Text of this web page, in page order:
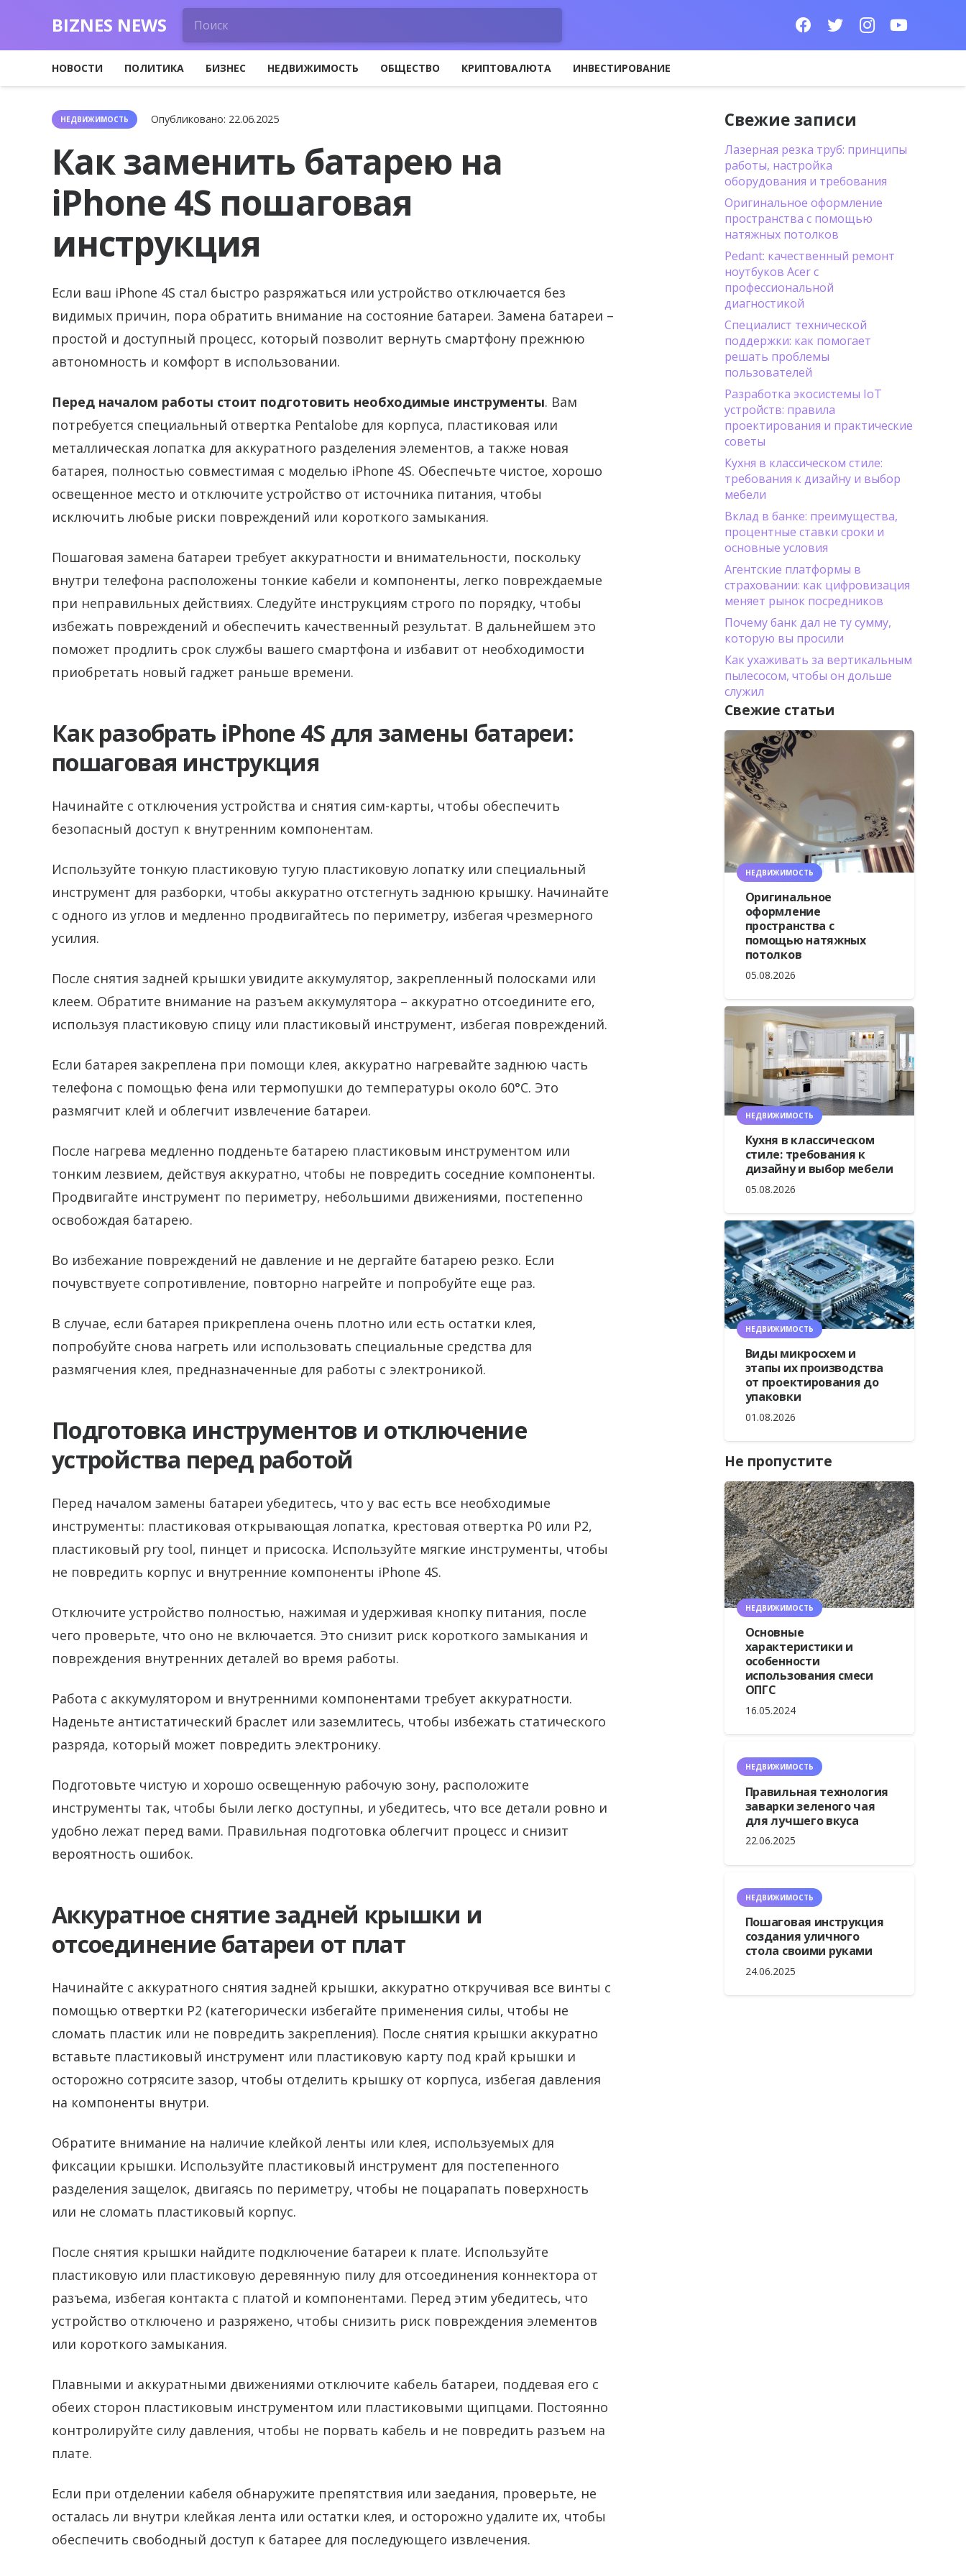
BIZNES NEWS
НОВОСТИ ПОЛИТИКА БИЗНЕС НЕДВИЖИМОСТЬ ОБЩЕСТВО КРИПТОВАЛЮТА ИНВЕСТИРОВАНИЕ
НЕДВИЖИМОСТЬ Опубликовано: 22.06.2025
Как заменить батарею на
iPhone 4S пошаговая
инструкция
Если ваш iPhone 4S стал быстро разряжаться или устройство отключается без
видимых причин, пора обратить внимание на состояние батареи. Замена батареи –
простой и доступный процесс, который позволит вернуть смартфону прежнюю
автономность и комфорт в использовании.
Перед началом работы стоит подготовить необходимые инструменты. Вам
потребуется специальный отвертка Pentalobe для корпуса, пластиковая или
металлическая лопатка для аккуратного разделения элементов, а также новая
батарея, полностью совместимая с моделью iPhone 4S. Обеспечьте чистое, хорошо
освещенное место и отключите устройство от источника питания, чтобы
исключить любые риски повреждений или короткого замыкания.
Пошаговая замена батареи требует аккуратности и внимательности, поскольку
внутри телефона расположены тонкие кабели и компоненты, легко повреждаемые
при неправильных действиях. Следуйте инструкциям строго по порядку, чтобы
избежать повреждений и обеспечить качественный результат. В дальнейшем это
поможет продлить срок службы вашего смартфона и избавит от необходимости
приобретать новый гаджет раньше времени.
Как разобрать iPhone 4S для замены батареи:
пошаговая инструкция
Начинайте с отключения устройства и снятия сим-карты, чтобы обеспечить
безопасный доступ к внутренним компонентам.
Используйте тонкую пластиковую тугую пластиковую лопатку или специальный
инструмент для разборки, чтобы аккуратно отстегнуть заднюю крышку. Начинайте
с одного из углов и медленно продвигайтесь по периметру, избегая чрезмерного
усилия.
После снятия задней крышки увидите аккумулятор, закрепленный полосками или
клеем. Обратите внимание на разъем аккумулятора – аккуратно отсоедините его,
используя пластиковую спицу или пластиковый инструмент, избегая повреждений.
Если батарея закреплена при помощи клея, аккуратно нагревайте заднюю часть
телефона с помощью фена или термопушки до температуры около 60°C. Это
размягчит клей и облегчит извлечение батареи.
После нагрева медленно подденьте батарею пластиковым инструментом или
тонким лезвием, действуя аккуратно, чтобы не повредить соседние компоненты.
Продвигайте инструмент по периметру, небольшими движениями, постепенно
освобождая батарею.
Во избежание повреждений не давление и не дергайте батарею резко. Если
почувствуете сопротивление, повторно нагрейте и попробуйте еще раз.
В случае, если батарея прикреплена очень плотно или есть остатки клея,
попробуйте снова нагреть или использовать специальные средства для
размягчения клея, предназначенные для работы с электроникой.
Подготовка инструментов и отключение
устройства перед работой
Перед началом замены батареи убедитесь, что у вас есть все необходимые
инструменты: пластиковая открывающая лопатка, крестовая отвертка P0 или P2,
пластиковый pry tool, пинцет и присоска. Используйте мягкие инструменты, чтобы
не повредить корпус и внутренние компоненты iPhone 4S.
Отключите устройство полностью, нажимая и удерживая кнопку питания, после
чего проверьте, что оно не включается. Это снизит риск короткого замыкания и
повреждения внутренних деталей во время работы.
Работа с аккумулятором и внутренними компонентами требует аккуратности.
Наденьте антистатический браслет или заземлитесь, чтобы избежать статического
разряда, который может повредить электронику.
Подготовьте чистую и хорошо освещенную рабочую зону, расположите
инструменты так, чтобы были легко доступны, и убедитесь, что все детали ровно и
удобно лежат перед вами. Правильная подготовка облегчит процесс и снизит
вероятность ошибок.
Аккуратное снятие задней крышки и
отсоединение батареи от плат
Начинайте с аккуратного снятия задней крышки, аккуратно откручивая все винты с
помощью отвертки P2 (категорически избегайте применения силы, чтобы не
сломать пластик или не повредить закрепления). После снятия крышки аккуратно
вставьте пластиковый инструмент или пластиковую карту под край крышки и
осторожно сотрясите зазор, чтобы отделить крышку от корпуса, избегая давления
на компоненты внутри.
Обратите внимание на наличие клейкой ленты или клея, используемых для
фиксации крышки. Используйте пластиковый инструмент для постепенного
разделения защелок, двигаясь по периметру, чтобы не поцарапать поверхность
или не сломать пластиковый корпус.
После снятия крышки найдите подключение батареи к плате. Используйте
пластиковую или пластиковую деревянную пилу для отсоединения коннектора от
разъема, избегая контакта с платой и компонентами. Перед этим убедитесь, что
устройство отключено и разряжено, чтобы снизить риск повреждения элементов
или короткого замыкания.
Плавными и аккуратными движениями отключите кабель батареи, поддевая его с
обеих сторон пластиковым инструментом или пластиковыми щипцами. Постоянно
контролируйте силу давления, чтобы не порвать кабель и не повредить разъем на
плате.
Если при отделении кабеля обнаружите препятствия или заедания, проверьте, не
осталась ли внутри клейкая лента или остатки клея, и осторожно удалите их, чтобы
обеспечить свободный доступ к батарее для последующего извлечения.
Свежие записи
Лазерная резка труб: принципы
работы, настройка
оборудования и требования
Оригинальное оформление
пространства с помощью
натяжных потолков
Pedant: качественный ремонт
ноутбуков Acer с
профессиональной
диагностикой
Специалист технической
поддержки: как помогает
решать проблемы
пользователей
Разработка экосистемы IoT
устройств: правила
проектирования и практические
советы
Кухня в классическом стиле:
требования к дизайну и выбор
мебели
Вклад в банке: преимущества,
процентные ставки сроки и
основные условия
Агентские платформы в
страховании: как цифровизация
меняет рынок посредников
Почему банк дал не ту сумму,
которую вы просили
Как ухаживать за вертикальным
пылесосом, чтобы он дольше
служил
Свежие статьи
НЕДВИЖИМОСТЬ
Оригинальное
оформление
пространства с
помощью натяжных
потолков
05.08.2026
НЕДВИЖИМОСТЬ
Кухня в классическом
стиле: требования к
дизайну и выбор мебели
05.08.2026
НЕДВИЖИМОСТЬ
Виды микросхем и
этапы их производства
от проектирования до
упаковки
01.08.2026
Не пропустите
НЕДВИЖИМОСТЬ
Основные
характеристики и
особенности
использования смеси
ОПГС
16.05.2024
НЕДВИЖИМОСТЬ
Правильная технология
заварки зеленого чая
для лучшего вкуса
22.06.2025
НЕДВИЖИМОСТЬ
Пошаговая инструкция
создания уличного
стола своими руками
24.06.2025